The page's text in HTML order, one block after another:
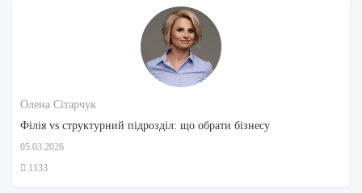
Олена Сітарчук
Філія vs структурний підрозділ: що обрати бізнесу
05.03.2026
1133